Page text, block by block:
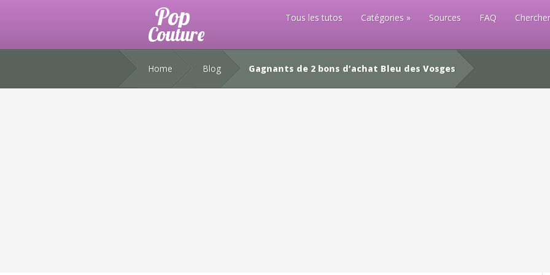
Tous les tutos Catégories Sources FAQ
Home Blog Gagnants de 2 bons d’achat Bleu des Vosges